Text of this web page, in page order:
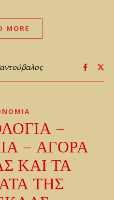
MORE
–
– ΑΓΟΡΑ
ΚΑΙ ΤΑ
ΤΗΣ